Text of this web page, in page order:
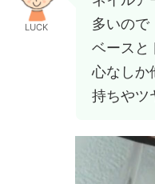
LUCK
多いので
ベースと
心なしか
持ちやツ